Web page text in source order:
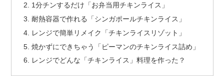
1分チンするだけ「お弁当用チキンライス」
耐熱容器で作れる「シンガポールチキンライス」
レンジで簡単リメイク「チキンライスリゾット」
焼かずにできちゃう「ピーマンのチキンライス詰め」
レンジでどんな「チキンライス」料理を作った？